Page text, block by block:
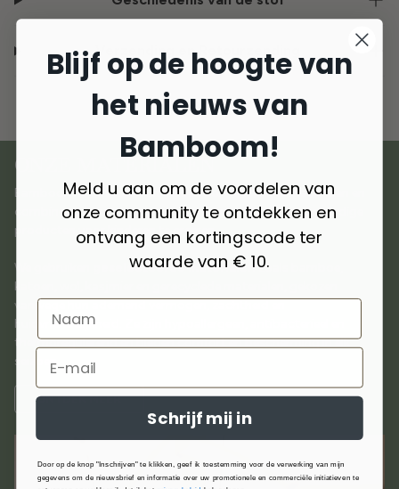
Verzending en Retourzending
ONZE MATERIALEN
Bamboom is ontstaan uit liefde voor natuurlijke materialen en
combineertinnovatie en duurzaamheidom hoogwaardige
producten voor kinderen te creëren.
We gebruiken geselecteerde materialenzoals bamboe,
katoen, wol, kasjmier en gerecyclede materialen, gekozen
vanwege hun ademend vermogen, zachtheid en
huidvriendelijkheid. Ze zijn hypoallergeen, antibacterieel en
thermoregulerend en bieden comfort en bescherming in elk
seizoen.
ONTDEK MEER
Blijf op de hoogte van
het nieuws van
Bamboom!
Meld u aan om de voordelen van
onze community te ontdekken en
ontvang een kortingscode ter
waarde van € 10.
Schrijf mij in
Door op de knop "Inschrijven" te klikken, geef ik toestemming voor de verwerking van mijn
gegevens om de nieuwsbrief en informatie over uw promotionele en commerciële initiatieven te